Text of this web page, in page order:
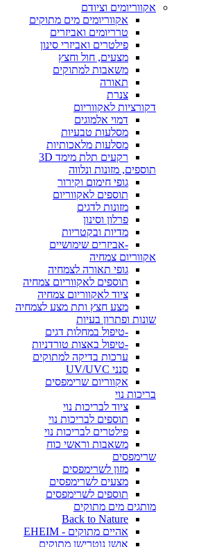
אקווריומים וציודם
אקווריומים מים מתוקים
טרריומים ואביזרים
פילטרים ואביזרי סינון
מצעים, חול וחצץ
משאבות למתוקים
תאורה
צנרת
דקורציות לאקווריום
דמוי אלמוגים
מסלעות טבעיות
מסלעות מלאכותיות
רקעים תלת מימד 3D
תוספים, מזונות ונלווה
גופי חימום וקירור
תוספים לאקווריום
מזונות לדגים
פרלון וסינון
מדיות ובקטריות
-אביזרים שימושיים
אקווריום צמחיה
גופי תאורה לצמחיה
תוספים לאקווריום צמחיה
ציוד לאקווריום צמחיה
מצע חצץ ותת מצע לצמחיה
שונות ופתרון בעיות
-טיפול במחלות דגים
-טיפול באצות טורדניות
ערכות בדיקה למתוקים
סנני UV/UVC
אקווריום שרימפסים
בריכות נוי
ציוד לבריכות נוי
תוספים לבריכות נוי
פילטרים לבריכות נוי
משאבות וראשי כוח
שרימפסים
מזון לשרימפסים
מצעים לשרימפסים
תוספים לשרימפסים
מותגים מים מתוקים
Back to Nature
אהיים מתוקים - EHEIM
אושן נוטרישן מתוקים